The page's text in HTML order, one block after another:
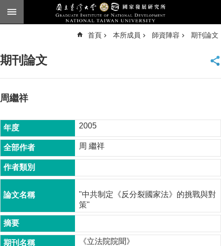
跳到主要內容區塊
臺
頁
公
告
本
所
簡
所
成
員
首頁 本所成員 師資陣容 期刊論文
期刊論文
周繼祥
2005
周 繼祥
"中共制定《反分裂國家法》的挑戰與對
策"
《立法院院聞》